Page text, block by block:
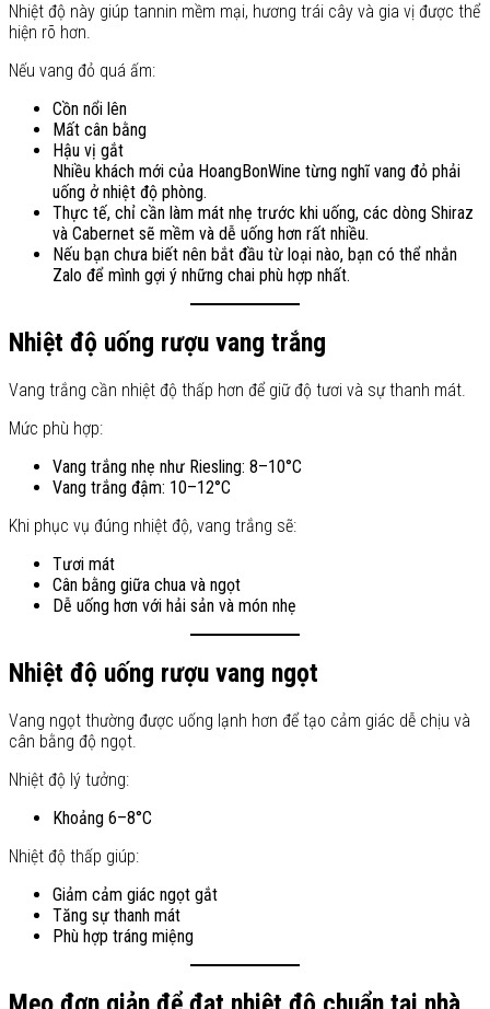
Nhiệt độ này giúp tannin mềm mại, hương trái cây và gia vị được thể
hiện rõ hơn.
Nếu vang đỏ quá ấm:
Cồn nổi lên
Mất cân bằng
Hậu vị gắt
Nhiều khách mới của HoangBonWine từng nghĩ vang đỏ phải
uống ở nhiệt độ phòng.
Thực tế, chỉ cần làm mát nhẹ trước khi uống, các dòng Shiraz
và Cabernet sẽ mềm và dễ uống hơn rất nhiều.
Nếu bạn chưa biết nên bắt đầu từ loại nào, bạn có thể nhắn
Zalo để mình gợi ý những chai phù hợp nhất.
Nhiệt độ uống rượu vang trắng
Vang trắng cần nhiệt độ thấp hơn để giữ độ tươi và sự thanh mát.
Mức phù hợp:
Vang trắng nhẹ như Riesling: 8–10°C
Vang trắng đậm: 10–12°C
Khi phục vụ đúng nhiệt độ, vang trắng sẽ:
Tươi mát
Cân bằng giữa chua và ngọt
Dễ uống hơn với hải sản và món nhẹ
Nhiệt độ uống rượu vang ngọt
Vang ngọt thường được uống lạnh hơn để tạo cảm giác dễ chịu và
cân bằng độ ngọt.
Nhiệt độ lý tưởng:
Khoảng 6–8°C
Nhiệt độ thấp giúp:
Giảm cảm giác ngọt gắt
Tăng sự thanh mát
Phù hợp tráng miệng